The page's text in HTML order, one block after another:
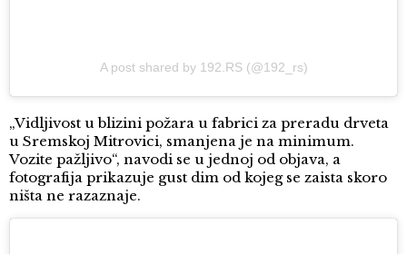
A post shared by 192.RS (@192_rs)
„Vidljivost u blizini požara u fabrici za preradu drveta
u Sremskoj Mitrovici, smanjena je na minimum.
Vozite pažljivo“, navodi se u jednoj od objava, a
fotografija prikazuje gust dim od kojeg se zaista skoro
ništa ne razaznaje.